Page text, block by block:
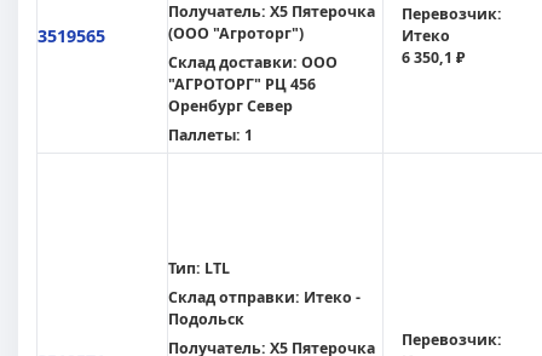
3519565
Получатель: X5 Пятерочка
(ООО "Агроторг")
Склад доставки: ООО
"АГРОТОРГ" РЦ 456
Оренбург Север
Паллеты: 1
Перевозчик:
Итеко
6 350,1 ₽
Тип: LTL
Склад отправки: Итеко -
Подольск
Получатель: X5 Пятерочка
Перевозчик: